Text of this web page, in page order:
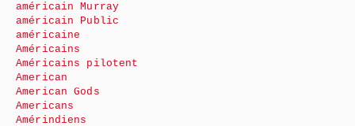
américain Murray
américain Public
américaine
Américains
Américains pilotent
American
American Gods
Americans
Amérindiens